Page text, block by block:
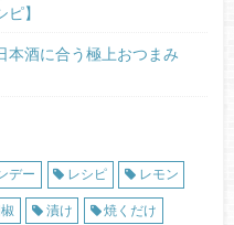
】
本酒に合う極上おつまみ
デー レシピ レモン
漬け 焼くだけ